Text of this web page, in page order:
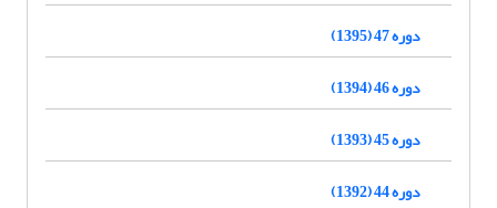
دوره 47 (1395)
دوره 46 (1394)
دوره 45 (1393)
دوره 44 (1392)